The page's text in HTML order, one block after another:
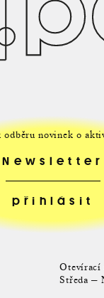
Otevírací
Středa —
odběru novinek o
Newsletter